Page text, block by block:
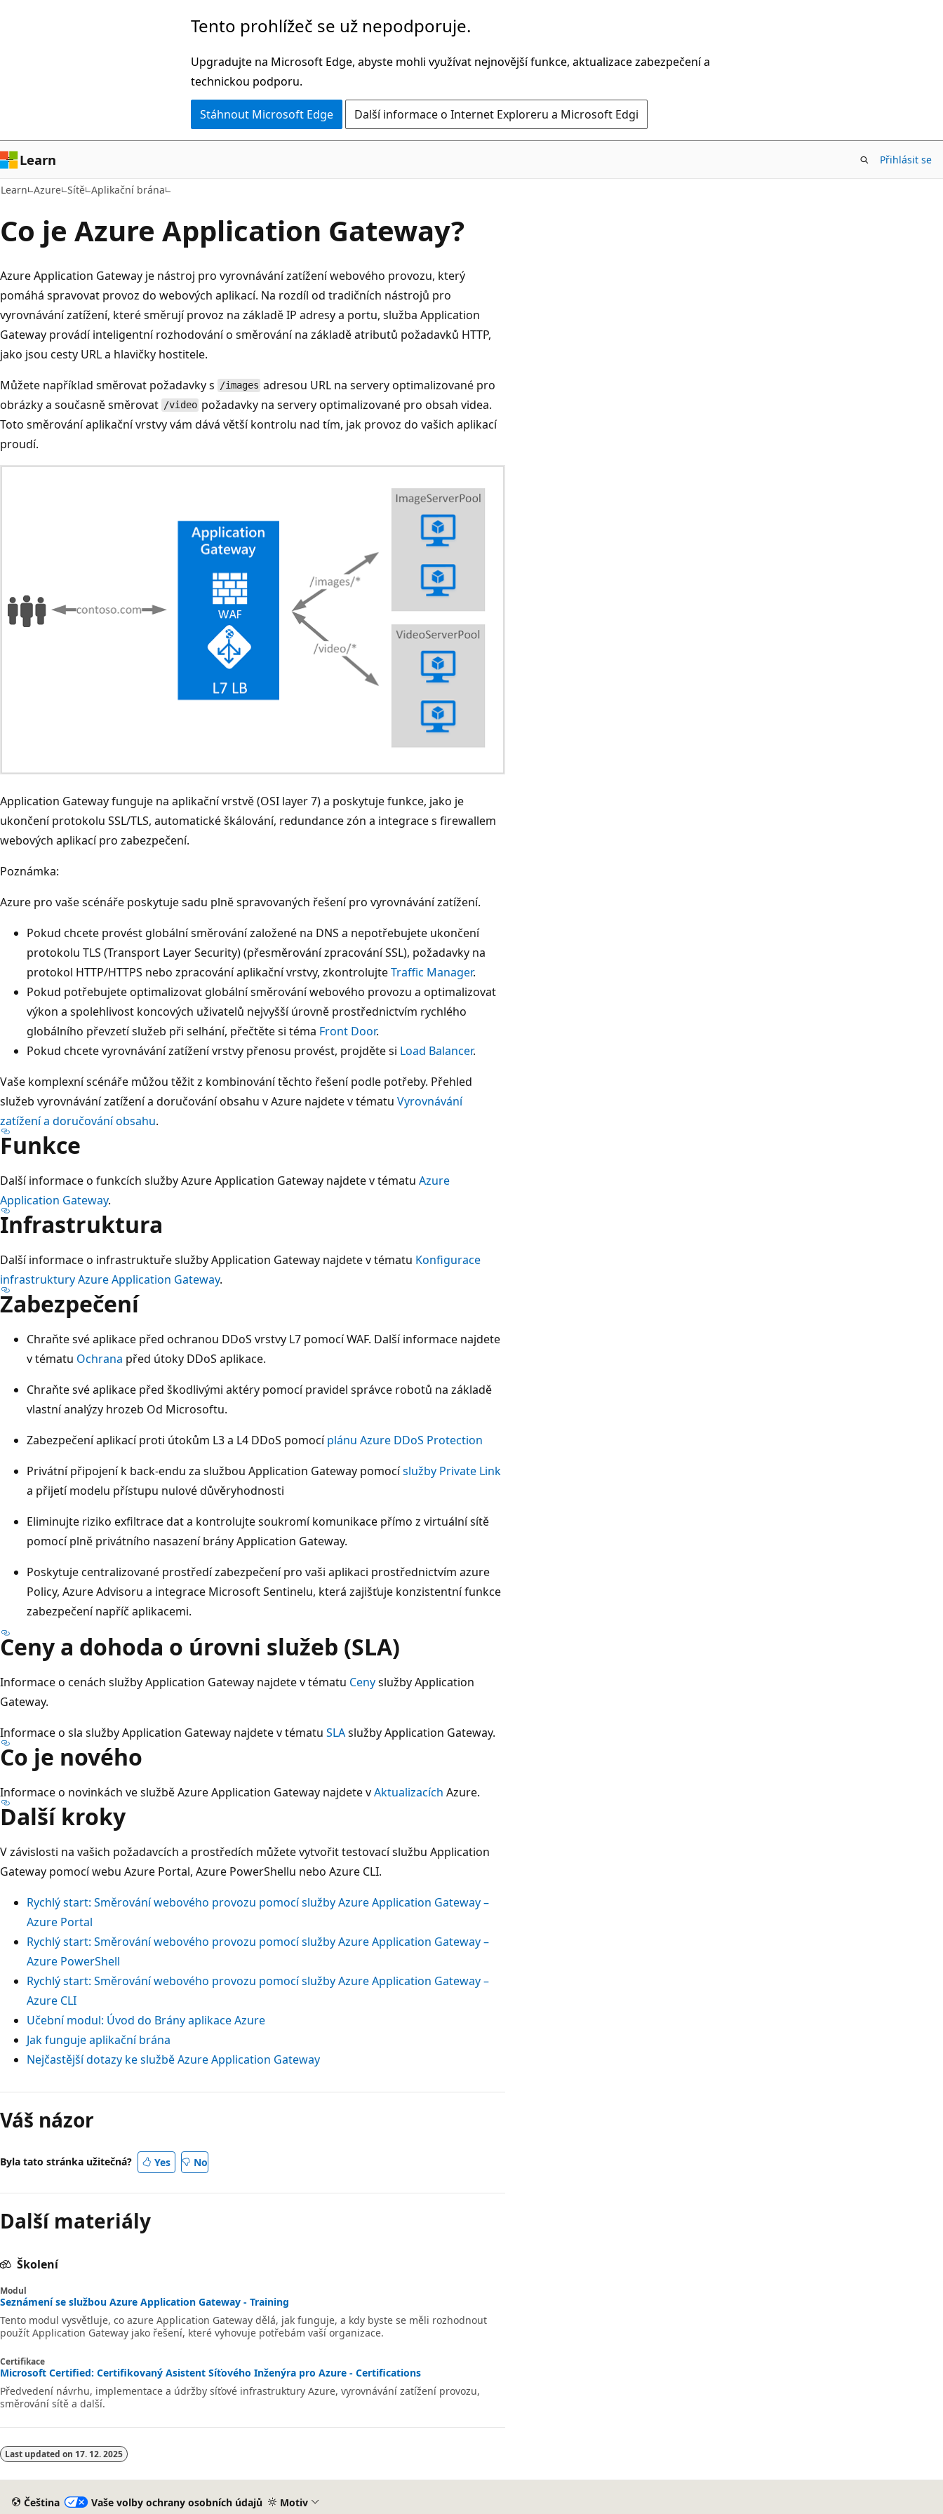
Tento prohlížeč se už nepodporuje.
Upgradujte na Microsoft Edge, abyste mohli využívat nejnovější funkce, aktualizace zabezpečení a
technickou podporu.
Stáhnout Microsoft Edge Další informace o Internet Exploreru a Microsoft Edgi
Learn Přihlásit se
Learn Azure Sítě Aplikační brána
Co je Azure Application Gateway?
Azure Application Gateway je nástroj pro vyrovnávání zatížení webového provozu, který
pomáhá spravovat provoz do webových aplikací. Na rozdíl od tradičních nástrojů pro
vyrovnávání zatížení, které směrují provoz na základě IP adresy a portu, služba Application
Gateway provádí inteligentní rozhodování o směrování na základě atributů požadavků HTTP,
jako jsou cesty URL a hlavičky hostitele.
Můžete například směrovat požadavky s /images adresou URL na servery optimalizované pro
obrázky a současně směrovat /video požadavky na servery optimalizované pro obsah videa.
Toto směrování aplikační vrstvy vám dává větší kontrolu nad tím, jak provoz do vašich aplikací
proudí.
Application Gateway funguje na aplikační vrstvě (OSI layer 7) a poskytuje funkce, jako je
ukončení protokolu SSL/TLS, automatické škálování, redundance zón a integrace s firewallem
webových aplikací pro zabezpečení.
Poznámka:
Azure pro vaše scénáře poskytuje sadu plně spravovaných řešení pro vyrovnávání zatížení.
Pokud chcete provést globální směrování založené na DNS a nepotřebujete ukončení
protokolu TLS (Transport Layer Security) (přesměrování zpracování SSL), požadavky na
protokol HTTP/HTTPS nebo zpracování aplikační vrstvy, zkontrolujteTraffic Manager.
Pokud potřebujete optimalizovat globální směrování webového provozu a optimalizovat
výkon a spolehlivost koncových uživatelů nejvyšší úrovně prostřednictvím rychlého
globálního převzetí služeb při selhání, přečtěte si téma Front Door.
Pokud chcete vyrovnávání zatížení vrstvy přenosu provést, projděte si Load Balancer.
Vaše komplexní scénáře můžou těžit z kombinování těchto řešení podle potřeby. Přehled
služeb vyrovnávání zatížení a doručování obsahu v Azure najdete v tématu Vyrovnávání
zatížení a doručování obsahu.
Funkce
Další informace o funkcích služby Azure Application Gateway najdete v tématu Azure
Application Gateway.
Infrastruktura
Další informace o infrastruktuře služby Application Gateway najdete v tématu Konfigurace
infrastruktury Azure Application Gateway.
Zabezpečení
Chraňte své aplikace před ochranou DDoS vrstvy L7 pomocí WAF. Další informace najdete
v tématu Ochrana před útoky DDoS aplikace.
Chraňte své aplikace před škodlivými aktéry pomocí pravidel správce robotů na základě
vlastní analýzy hrozeb Od Microsoftu.
Zabezpečení aplikací proti útokům L3 a L4 DDoS pomocíplánu Azure DDoS Protection
Privátní připojení k back-endu za službou Application Gateway pomocíslužby Private Link
a přijetí modelu přístupu nulové důvěryhodnosti
Eliminujte riziko exfiltrace dat a kontrolujte soukromí komunikace přímo z virtuální sítě
pomocí plně privátního nasazení brány Application Gateway.
Poskytuje centralizované prostředí zabezpečení pro vaši aplikaci prostřednictvím azure
Policy, Azure Advisoru a integrace Microsoft Sentinelu, která zajišťuje konzistentní funkce
zabezpečení napříč aplikacemi.
Ceny a dohoda o úrovni služeb (SLA)
Informace o cenách služby Application Gateway najdete v tématu Cenyslužby Application
Gateway.
Informace o sla služby Application Gateway najdete v tématu SLAslužby Application Gateway.
Co je nového
Informace o novinkách ve službě Azure Application Gateway najdete vAktualizacích Azure.
Další kroky
V závislosti na vašich požadavcích a prostředích můžete vytvořit testovací službu Application
Gateway pomocí webu Azure Portal, Azure PowerShellu nebo Azure CLI.
Rychlý start: Směrování webového provozu pomocí služby Azure Application Gateway –
Azure Portal
Rychlý start: Směrování webového provozu pomocí služby Azure Application Gateway –
Azure PowerShell
Rychlý start: Směrování webového provozu pomocí služby Azure Application Gateway –
Azure CLI
Učební modul: Úvod do Brány aplikace Azure
Jak funguje aplikační brána
Nejčastější dotazy ke službě Azure Application Gateway
Váš názor
Byla tato stránka užitečná? Yes No
Další materiály
Školení
Modul
Seznámení se službou Azure Application Gateway - Training
Tento modul vysvětluje, co azure Application Gateway dělá, jak funguje, a kdy byste se měli rozhodnout
použít Application Gateway jako řešení, které vyhovuje potřebám vaší organizace.
Certifikace
Microsoft Certified: Certifikovaný Asistent Síťového Inženýra pro Azure - Certifications
Předvedení návrhu, implementace a údržby síťové infrastruktury Azure, vyrovnávání zatížení provozu,
směrování sítě a další.
Last updated on 17. 12. 2025
Čeština Vaše volby ochrany osobních údajů Motiv